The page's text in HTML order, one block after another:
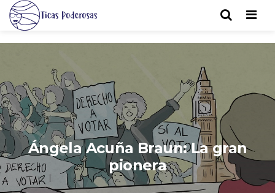
Ángela Acuña Braun: La gran
pionera